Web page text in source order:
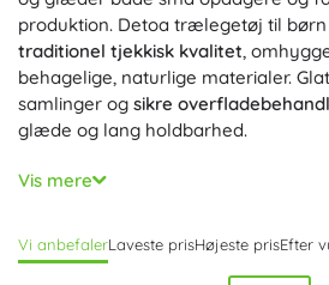
produktion. Detoa trælegetøj til
traditionel tjekkisk kvalitet,
behagelige, naturlige materialer.
samlinger og sikre
glæde og lang holdbarhed.
Kategorien Detoa byder på
puttekasser til tumlinger, klodser og
teater, figurer og dukker. Disse
understøtter finmotorik,
Vis mere
Vi anbefalerLaveste prisHøjeste prisEfter